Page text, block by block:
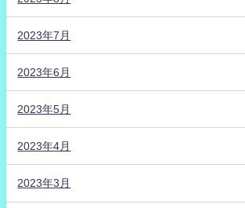
2023年7月
2023年6月
2023年5月
2023年4月
2023年3月